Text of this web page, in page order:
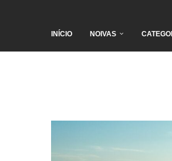
INÍCIO NOIVAS